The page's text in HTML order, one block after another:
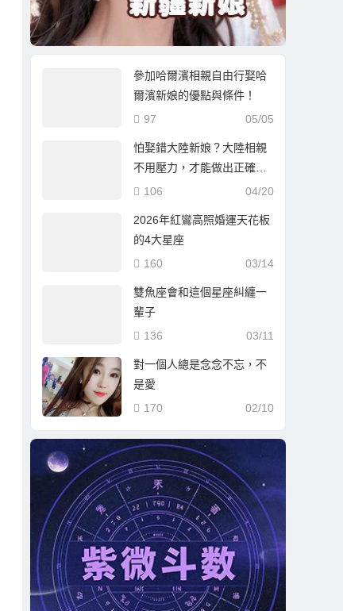
參加哈爾濱相親自由行娶哈
爾濱新娘的優點與條件！
05/05
97
怕娶錯大陸新娘？大陸相親
不用壓力，才能做出正確選
擇！
04/20
106
2026年紅鸞高照婚運天花板
的4大星座
03/14
160
雙魚座會和這個星座糾纏一
輩子
03/11
136
對一個人總是念念不忘，不
是愛
02/10
170